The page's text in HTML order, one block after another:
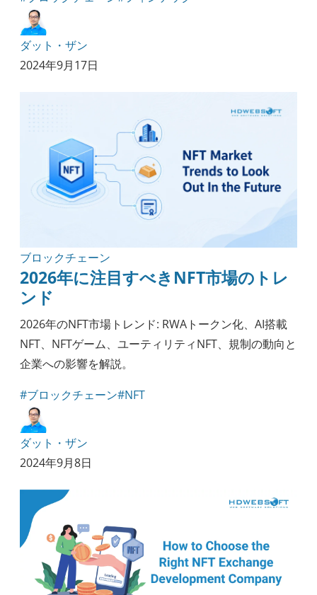
ダット・ザン
2024年9月17日
ブロックチェーン
2026年に注目すべきNFT市場のトレ
ンド
2026年のNFT市場トレンド: RWAトークン化、AI搭載
NFT、NFTゲーム、ユーティリティNFT、規制の動向と
企業への影響を解説。
#ブロックチェーン#NFT
ダット・ザン
2024年9月8日